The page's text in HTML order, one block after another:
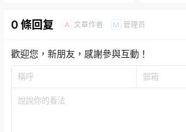
0 條回复 A 文章作者 M 管理员
歡迎您，新朋友，感謝參與互動！